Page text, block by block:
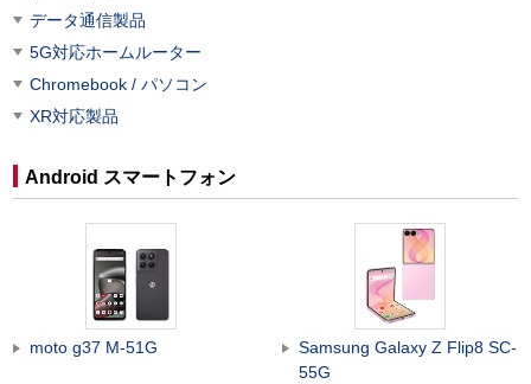
データ通信製品
5G対応ホームルーター
Chromebook / パソコン
XR対応製品
Android スマートフォン
moto g37 M-51G
Samsung Galaxy Z Flip8 SC-
55G